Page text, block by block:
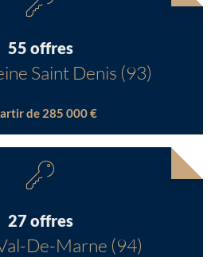
55 offres
Saint Denis (93)
de 285 000 €
27 offres
De-Marne (94)